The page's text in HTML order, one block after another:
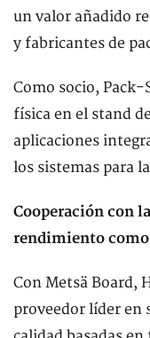
un valor añadido
y fabricantes de
Como socio,
física en el stand
aplicaciones
los sistemas para
Cooperación con
rendimiento como
Con Metsä Board,
proveedor líder en